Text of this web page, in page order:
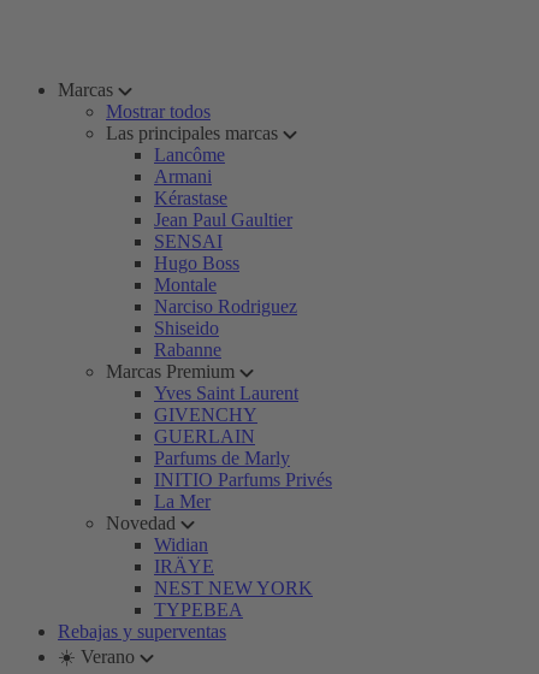
Marcas
Mostrar todos
Las principales marcas
Lancôme
Armani
Kérastase
Jean Paul Gaultier
SENSAI
Hugo Boss
Montale
Narciso Rodriguez
Shiseido
Rabanne
Marcas Premium
Yves Saint Laurent
GIVENCHY
GUERLAIN
Parfums de Marly
INITIO Parfums Privés
La Mer
Novedad
Widian
IRÄYE
NEST NEW YORK
TYPEBEA
Rebajas y superventas
☀️ Verano